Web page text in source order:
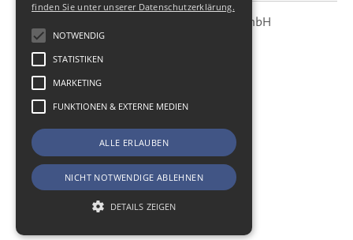
SBS
SBS Richter, Trenner & Kollegen GmbH
Steuerberatungsgesellschaft
Hohe Straße 55
01187Dresden
Telefax:+49 (0) 351 - 87 32 699
E-Mail:kanzlei@sbsdresden.de
ESt-Helfer
Start
Impressum
Datenschutz
finden Sie unter unserer Datenschutzerklärung.
NOTWENDIG
STATISTIKEN
MARKETING
FUNKTIONEN & EXTERNE MEDIEN
ALLE ERLAUBEN
NICHT NOTWENDIGE ABLEHNEN
DETAILS ZEIGEN